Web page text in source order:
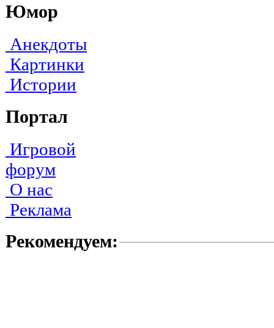
Юмор
Анекдоты
Картинки
Истории
Портал
Игровой
форум
О нас
Реклама
Рекомендуем: